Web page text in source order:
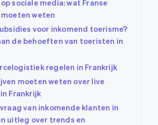
sociale media: wat Franse
weten
voor inkomend toerisme?
de behoeften van toeristen in
regelen in Frankrijk
moeten weten over live
Frankrijk
van inkomende klanten in
uitleg over trends en